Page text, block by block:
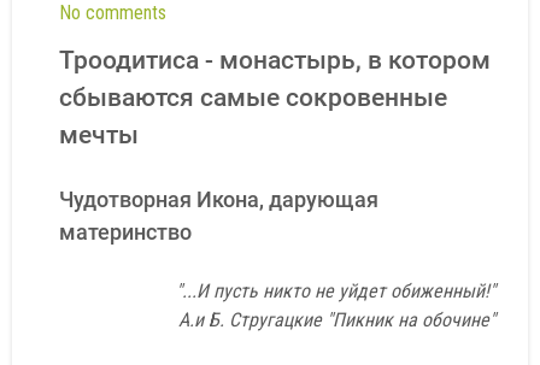
No comments
Троодитиса - монастырь, в котором
сбываются самые сокровенные
мечты
Чудотворная Икона, дарующая
материнство
"...И пусть никто не уйдет обиженный!"
А.и Б. Стругацкие "Пикник на обочине"